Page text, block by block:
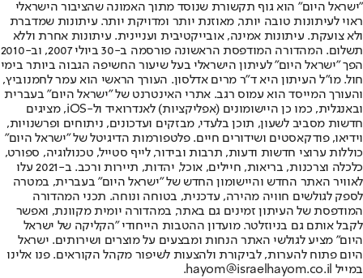
"ישראל היום" הוא גוף תקשורת שנוסד מתוך האמונה שהציבור הישראלי
ראוי לעיתונות טובה יותר, מאוזנת יותר ומדויקת יותר. עיתונות שמדברת
ולא צועקת. עיתונות אמינה, אובייקטיבית ועניינית. עיתונות אחרת וללא
תשלום. המהדורה המודפסת הראשונה פורסמה ב-30 ביולי 2007, וב-2010
הפך "ישראל היום" לעיתון הישראלי בעל שיעור החשיפה הגבוה ביותר בימי
חול. מו"ל העיתון היא ד"ר מרים אדלסון. העורך הראשי הוא עמר לחמנוביץ,
והעורך המייסד הוא עמוס רגב. אתרי האינטרנט של "ישראל היום" בעברית
ובאנגלית, כמו כן היישומונים (אפליקציות) לאנדרואיד ול-iOS, מציגים
חדשות מסביב לשעון, תוכן בלעדי, מבזקים ועדכונים, ניתוחים ופרשנויות,
וידיאו, פודקאסטים ושידורים חיים. פלטפורמות הדיגיטל של "ישראל היום"
כוללות ערוצי חדשות ודעות, תרבות ובידור, לייף סטייל, טכנולוגיה, ספורט,
כלכלה וצרכנות, בריאות, חיילים, אוכל, יהדות, תיירות ורכב. ב-2021 עלו
לאוויר האתר החדש והיישומון החדש של "ישראל היום" בעברית, במטרה
לספק לגולשים חוויה מהירה, עדכנית, בטוחה ונוחה. תכני המהדורה
המודפסת של העיתון זמינים גם באתר, במהדורה יומית מקוונת, ואפשר
לקבל אותם גם בניוזלטר. מועדון ההטבות הייחודי "הקליקה של ישראל
היום" מציע לגולשי האתר הנחות ומבצעים על מוצרים ושירותים. ישראל
היום פתוח להערות, לביקורת ולהצעות לשיפור מקהל הקוראים. פנו אלינו
במייל hayom@israelhayom.co.il.